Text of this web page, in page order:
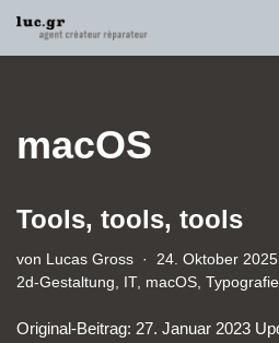
Zum
macOS
Tools, tools, tools
von Lucas Gross
24. Oktober 2025
2d-Gestaltung
IT, macOS Typografie
Original-Beitrag: 27. Januar 2023